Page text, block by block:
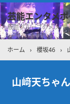
芸能エンタメ
坂道グループのメンバ
ホーム › 櫻坂46 ›
山﨑天ちゃ